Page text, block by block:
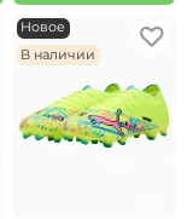
Новое
В наличии